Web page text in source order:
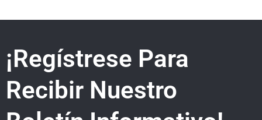
¡Regístrese Para
Recibir Nuestro